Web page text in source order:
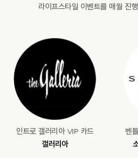
라이프스타일 이벤트를 매월 진
인트로 갤러리아 VIP 카드
갤러리아
벤